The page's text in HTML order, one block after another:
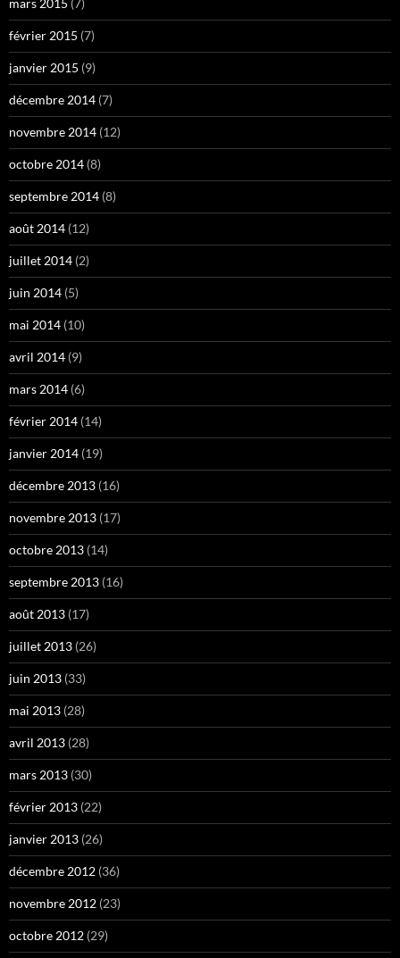
février 2015 (7)
janvier 2015 (9)
décembre 2014 (7)
novembre 2014 (12)
octobre 2014 (8)
septembre 2014 (8)
août 2014 (12)
juillet 2014 (2)
juin 2014 (5)
mai 2014 (10)
avril 2014 (9)
mars 2014 (6)
février 2014 (14)
janvier 2014 (19)
décembre 2013 (16)
novembre 2013 (17)
octobre 2013 (14)
septembre 2013 (16)
août 2013 (17)
juillet 2013 (26)
juin 2013 (33)
mai 2013 (28)
avril 2013 (28)
mars 2013 (30)
février 2013 (22)
janvier 2013 (26)
décembre 2012 (36)
novembre 2012 (23)
octobre 2012 (29)